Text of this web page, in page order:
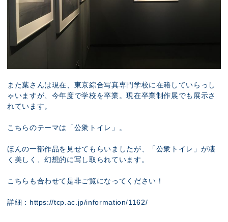
また葉さんは現在、東京綜合写真専門学校に在籍していらっし
ゃいますが、今年度で学校を卒業。現在卒業制作展でも展示さ
れています。
こちらのテーマは「公衆トイレ」。
ほんの一部作品を見せてもらいましたが、「公衆トイレ」が凄
く美しく、幻想的に写し取られています。
こちらも合わせて是非ご覧になってください！
詳細： https://tcp.ac.jp/information/1162/